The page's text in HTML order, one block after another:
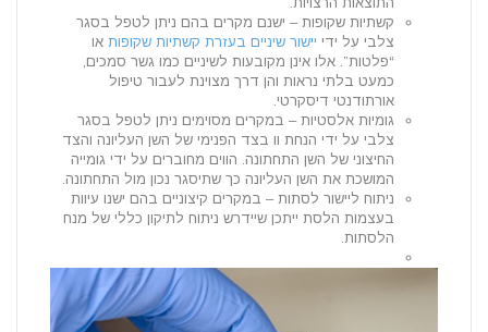
קשתיות שקופות – ישנם מקרים בהם ניתן לטפל בסגר
צלבי על ידי יישור שיניים בעזרת קשתיות שקופות או
“פלטות”. אלו אינן מקובעות לשיניים כמו גשר סמכים,
כמעט בלתי נראות והן דרך מצוינת לעבור טיפול
אורתודנטי דיסקרטי.
גומיות אלסטיות – במקרים מסוימים ניתן לטפל בסגר
צלבי על ידי הנחת וו בצד הפנימי של השן העליונה והצד
החיצוני של השן התחתונה. הווים מחוברים על ידי גומייה
המושכת את השן העליונה כך שתיסגר נכון מול התחתונה.
ניתוח ליישור לסתות – במקרים קיצוניים בהם ישנו עיוות
בעצמות הלסת ייתכן שיידרש ניתוח לתיקון כללי של מנח
הלסתות.